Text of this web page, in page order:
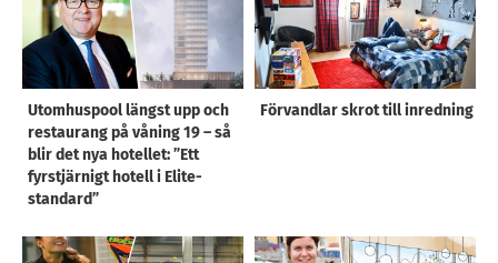
Utomhuspool längst upp och
restaurang på våning 19 – så
blir det nya hotellet: ”Ett
fyrstjärnigt hotell i Elite-
standard”
Förvandlar skrot till inredning